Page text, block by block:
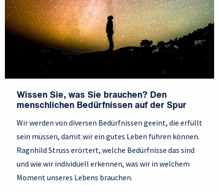
Wissen Sie, was Sie brauchen? Den
menschlichen Bedürfnissen auf der Spur
Wir werden von diversen Bedürfnissen geeint, die erfüllt
sein müssen, damit wir ein gutes Leben führen können.
Ragnhild Struss erörtert, welche Bedürfnisse das sind
und wie wir individuell erkennen, was wir in welchem
Moment unseres Lebens brauchen.